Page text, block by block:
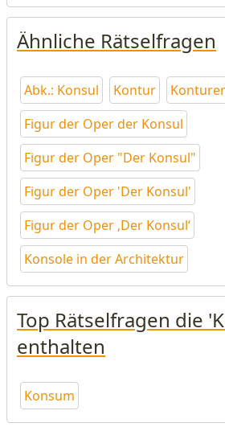
Ähnliche Rätselfragen
Abk.: Konsul Kontur
Figur der Oper der Konsul
Figur der Oper "Der Konsul"
Figur der Oper 'Der Konsul'
Figur der Oper ‚Der Konsul‘
Konsole in der Architektur
Top Rätselfragen die
enthalten
Konsum